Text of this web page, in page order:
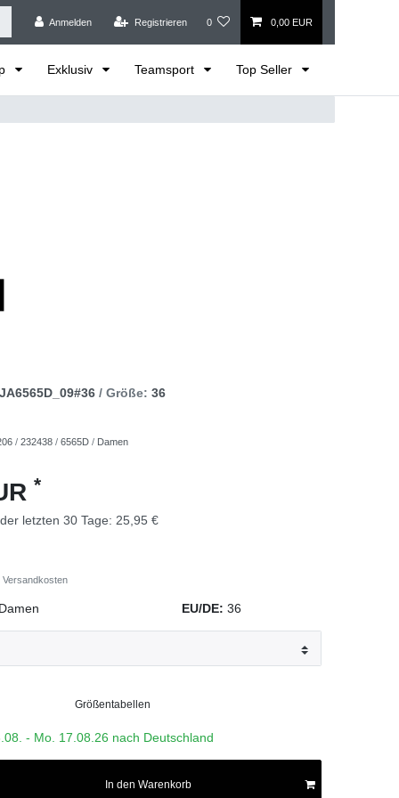
Anmelden Registrieren 0 0,00 EUR
Exklusiv Teamsport Top Seller
JA6565D_09#36 / Größe: 36
/ 232438 / 6565D / Damen
*
letzten 30 Tage: 25,95 €
Versandkosten
EU/DE: 36
Größentabellen
- Mo. 17.08.26 nach Deutschland
In den Warenkorb